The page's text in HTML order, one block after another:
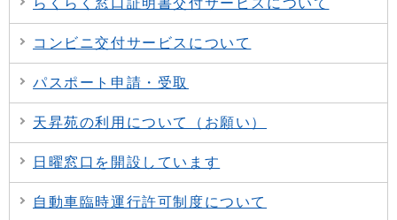
コンビニ交付サービスについて
パスポート申請・受取
天昇苑の利用について（お願い）
日曜窓口を開設しています
自動車臨時運行許可制度について